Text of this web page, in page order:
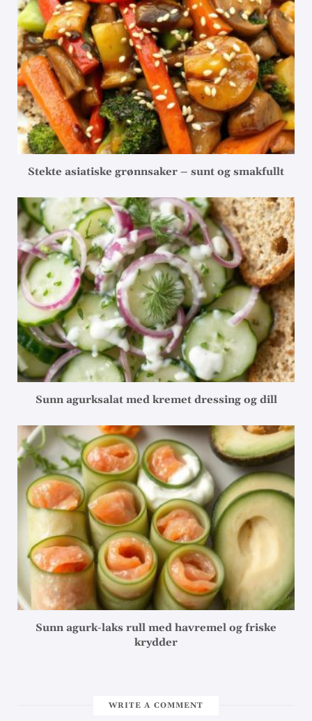
Stekte asiatiske grønnsaker – sunt og smakfullt
Sunn agurksalat med kremet dressing og dill
Sunn agurk-laks rull med havremel og friske
krydder
WRITE A COMMENT